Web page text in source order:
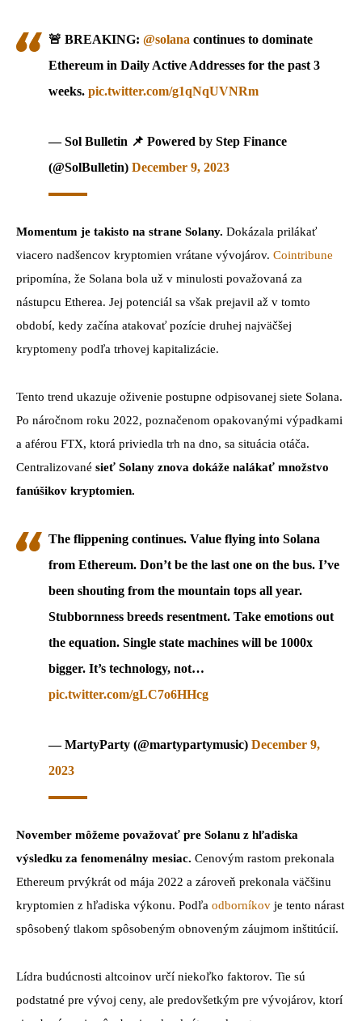
🚨 BREAKING: @solana continues to dominate
Ethereum in Daily Active Addresses for the past 3
weeks. pic.twitter.com/g1qNqUVNRm
— Sol Bulletin 📌 Powered by Step Finance
(@SolBulletin) December 9, 2023
Momentum je takisto na strane Solany. Dokázala prilákať
viacero nadšencov kryptomien vrátane vývojárov. Cointribune
pripomína, že Solana bola už v minulosti považovaná za
nástupcu Etherea. Jej potenciál sa však prejavil až v tomto
období, kedy začína atakovať pozície druhej najväčšej
kryptomeny podľa trhovej kapitalizácie.
Tento trend ukazuje oživenie postupne odpisovanej siete Solana.
Po náročnom roku 2022, poznačenom opakovanými výpadkami
a aférou FTX, ktorá priviedla trh na dno, sa situácia otáča.
Centralizované sieť Solany znova dokáže nalákať množstvo
fanúšikov kryptomien.
The flippening continues. Value flying into Solana
from Ethereum. Don’t be the last one on the bus. I’ve
been shouting from the mountain tops all year.
Stubbornness breeds resentment. Take emotions out
the equation. Single state machines will be 1000x
bigger. It’s technology, not…
pic.twitter.com/gLC7o6HHcg
— MartyParty (@martypartymusic) December 9,
2023
November môžeme považovať pre Solanu z hľadiska
výsledku za fenomenálny mesiac. Cenovým rastom prekonala
Ethereum prvýkrát od mája 2022 a zároveň prekonala väčšinu
kryptomien z hľadiska výkonu. Podľa odborníkov je tento nárast
spôsobený tlakom spôsobeným obnoveným záujmom inštitúcií.
Lídra budúcnosti altcoinov určí niekoľko faktorov. Tie sú
podstatné pre vývoj ceny, ale predovšetkým pre vývojárov, ktorí